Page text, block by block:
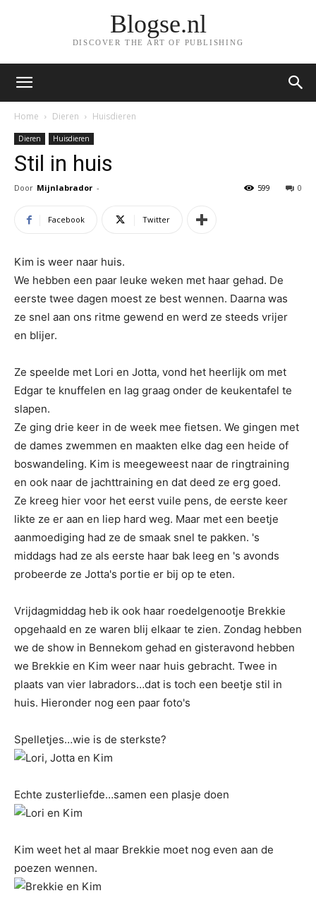
Blogse.nl
DISCOVER THE ART OF PUBLISHING
Home Dieren Huisdieren
Dieren Huisdieren
Stil in huis
Door Mijnlabrador - 0
599
Facebook Twitter
Kim is weer naar huis.
We hebben een paar leuke weken met haar gehad. De
eerste twee dagen moest ze best wennen. Daarna was
ze snel aan ons ritme gewend en werd ze steeds vrijer
en blijer.
Ze speelde met Lori en Jotta, vond het heerlijk om met
Edgar te knuffelen en lag graag onder de keukentafel te
slapen.
Ze ging drie keer in de week mee fietsen. We gingen met
de dames zwemmen en maakten elke dag een heide of
boswandeling. Kim is meegeweest naar de ringtraining
en ook naar de jachttraining en dat deed ze erg goed.
Ze kreeg hier voor het eerst vuile pens, de eerste keer
likte ze er aan en liep hard weg. Maar met een beetje
aanmoediging had ze de smaak snel te pakken. 's
middags had ze als eerste haar bak leeg en 's avonds
probeerde ze Jotta's portie er bij op te eten.
Vrijdagmiddag heb ik ook haar roedelgenootje Brekkie
opgehaald en ze waren blij elkaar te zien. Zondag hebben
we de show in Bennekom gehad en gisteravond hebben
we Brekkie en Kim weer naar huis gebracht. Twee in
plaats van vier labradors…dat is toch een beetje stil in
huis. Hieronder nog een paar foto's
Spelletjes…wie is de sterkste?
Echte zusterliefde…samen een plasje doen
Kim weet het al maar Brekkie moet nog even aan de
poezen wennen.